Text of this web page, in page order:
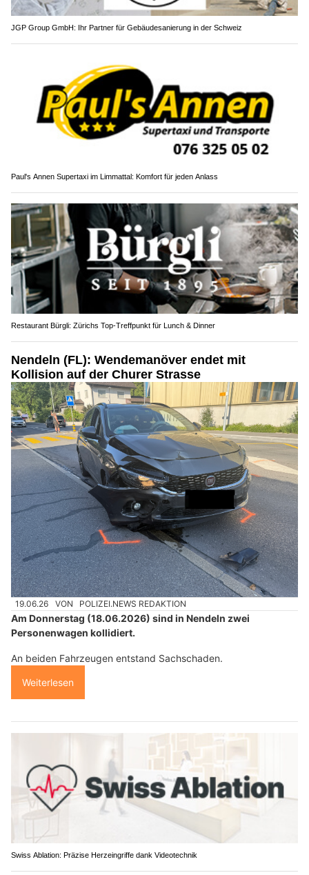
JGP Group GmbH: Ihr Partner für Gebäudesanierung in der Schweiz
Paul's Annen Supertaxi im Limmattal: Komfort für jeden Anlass
Restaurant Bürgli: Zürichs Top-Treffpunkt für Lunch & Dinner
Nendeln (FL): Wendemanöver endet mit
Kollision auf der Churer Strasse
19.06.26 VON POLIZEI.NEWS REDAKTION
Am Donnerstag (18.06.2026) sind in Nendeln zwei
Personenwagen kollidiert.
An beiden Fahrzeugen entstand Sachschaden.
Weiterlesen
Swiss Ablation: Präzise Herzeingriffe dank Videotechnik